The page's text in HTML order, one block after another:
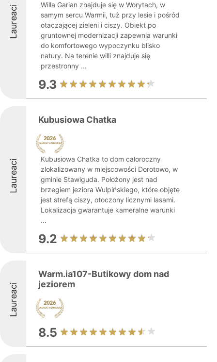
Laureaci
Willa Garian znajduje się w Worytach, w
samym sercu Warmii, tuż przy lesie i pośród
otaczającej zieleni i ciszy. Obiekt po
gruntownej modernizacji zapewnia warunki
do komfortowego wypoczynku blisko
natury. Na terenie willi znajduje się
przestronny ...
9.3
Laureaci
Kubusiowa Chatka
Kubusiowa Chatka to dom całoroczny
zlokalizowany w miejscowości Dorotowo, w
gminie Stawiguda. Położony jest nad
brzegiem jeziora Wulpińskiego, które objęte
jest strefą ciszy, otoczony licznymi lasami.
Lokalizacja gwarantuje kameralne warunki
...
9.2
Laureaci
Warm.ia107-Butikowy dom nad
jeziorem
8.5